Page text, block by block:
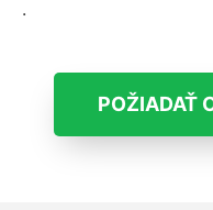
.
POŽIADAŤ